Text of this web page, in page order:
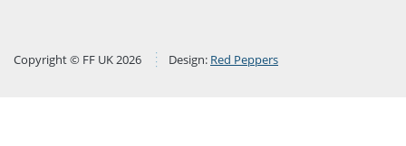
Copyright © FF UK 2026 Design: Red Peppers